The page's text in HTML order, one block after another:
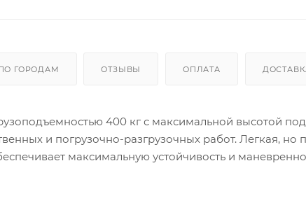
ГОРОДАМ ОТЗЫВЫ ОПЛАТА
400 кг с максимальной высотой
и погрузочно-разгрузочных работ. Легкая, но
максимальную устойчивость и